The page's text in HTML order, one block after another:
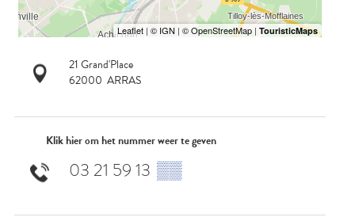
21 Grand'Place
62000 ARRAS
Klik hier om het nummer weer te geven
03 21 59 13 ▒▒